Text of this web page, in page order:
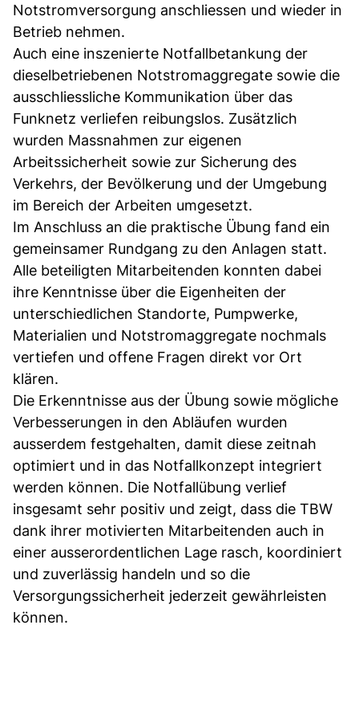
Notstromversorgung anschliessen und wieder in
Betrieb nehmen.
Auch eine inszenierte Notfallbetankung der
dieselbetriebenen Notstromaggregate sowie die
ausschliessliche Kommunikation über das
Funknetz verliefen reibungslos. Zusätzlich
wurden Massnahmen zur eigenen
Arbeitssicherheit sowie zur Sicherung des
Verkehrs, der Bevölkerung und der Umgebung
im Bereich der Arbeiten umgesetzt.
Im Anschluss an die praktische Übung fand ein
gemeinsamer Rundgang zu den Anlagen statt.
Alle beteiligten Mitarbeitenden konnten dabei
ihre Kenntnisse über die Eigenheiten der
unterschiedlichen Standorte, Pumpwerke,
Materialien und Notstromaggregate nochmals
vertiefen und offene Fragen direkt vor Ort
klären.
Die Erkenntnisse aus der Übung sowie mögliche
Verbesserungen in den Abläufen wurden
ausserdem festgehalten, damit diese zeitnah
optimiert und in das Notfallkonzept integriert
werden können. Die Notfallübung verlief
insgesamt sehr positiv und zeigt, dass die TBW
dank ihrer motivierten Mitarbeitenden auch in
einer ausserordentlichen Lage rasch, koordiniert
und zuverlässig handeln und so die
Versorgungssicherheit jederzeit gewährleisten
können.